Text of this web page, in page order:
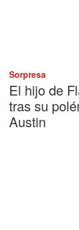
Sorpresa
El hijo de
tras su
Austin